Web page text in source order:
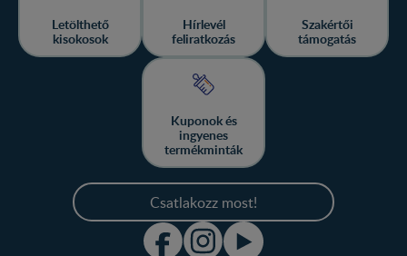
Letölthető
kisokosok
Hírlevél
feliratkozás
Szakértői
támogatás
Kuponok és
ingyenes
termékminták
Csatlakozz most!